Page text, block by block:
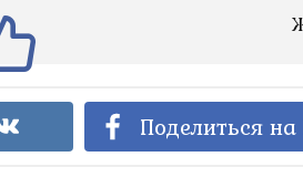
Поделиться